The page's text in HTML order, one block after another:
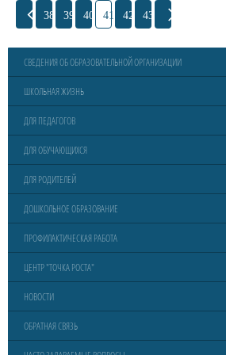
38 39 40 41 42 43
СВЕДЕНИЯ ОБ ОБРАЗОВАТЕЛЬНОЙ ОРГАНИЗАЦИИ
ШКОЛЬНАЯ ЖИЗНЬ
ДЛЯ ПЕДАГОГОВ
ДЛЯ ОБУЧАЮЩИХСЯ
ДЛЯ РОДИТЕЛЕЙ
ДОШКОЛЬНОЕ ОБРАЗОВАНИЕ
ПРОФИЛАКТИЧЕСКАЯ РАБОТА
ЦЕНТР "ТОЧКА РОСТА"
НОВОСТИ
ОБРАТНАЯ СВЯЗЬ